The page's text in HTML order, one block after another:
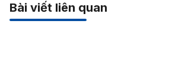
Bài viết liên quan